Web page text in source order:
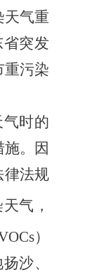
天气重
省突发
重污染
时的
。因
律法规
气，
）
沙、